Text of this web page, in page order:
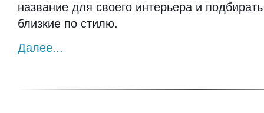
название для своего интерьера и
близкие по стилю.
Далее...